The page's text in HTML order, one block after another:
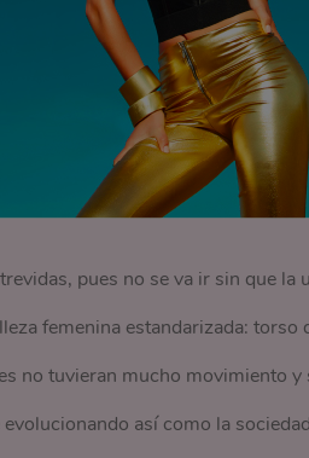
pues no se va ir sin que la
femenina estandarizada: torso
no tuvieran mucho movimiento y
así como la